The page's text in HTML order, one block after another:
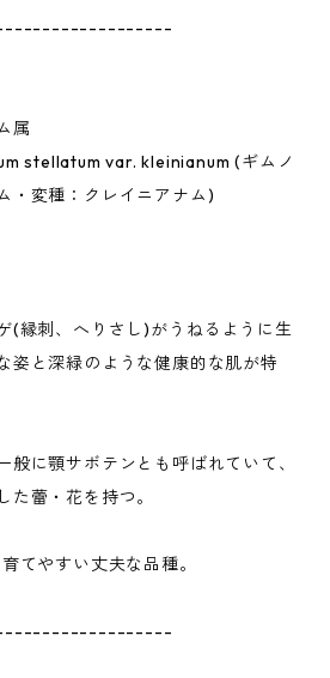
属
stellatum var. kleinianum (ギムノ
・変種：クレイニアナム)
(縁刺、へりさし)がうねるように生
姿と深緑のような健康的な肌が特
般に顎サボテンとも呼ばれていて、
た蕾・花を持つ。
てやすい丈夫な品種。